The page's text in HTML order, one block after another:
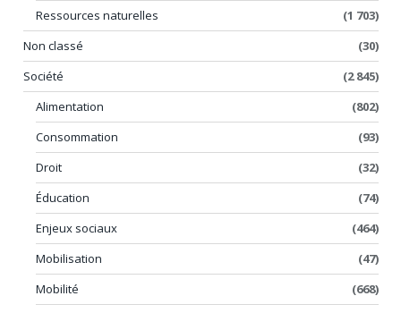
Ressources naturelles
(1 703)
Non classé
(30)
Société
(2 845)
Alimentation
(802)
Consommation
(93)
Droit
(32)
Éducation
(74)
Enjeux sociaux
(464)
Mobilisation
(47)
Mobilité
(668)